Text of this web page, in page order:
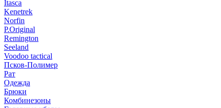
Itasca
Kenetrek
Norfin
P.Original
Remington
Seeland
Voodoo tactical
Псков-Полимер
Рат
Одежда
Брюки
Комбинезоны